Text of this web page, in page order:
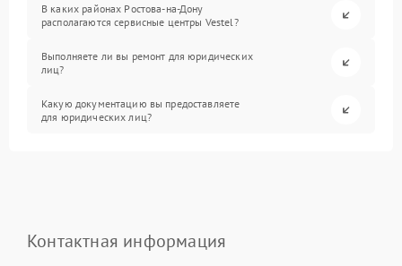
В каких районах Ростова-на-Дону
располагаются сервисные центры Vestel?
Выполняете ли вы ремонт для юридических
лиц?
Какую документацию вы предоставляете
для юридических лиц?
Контактная информация